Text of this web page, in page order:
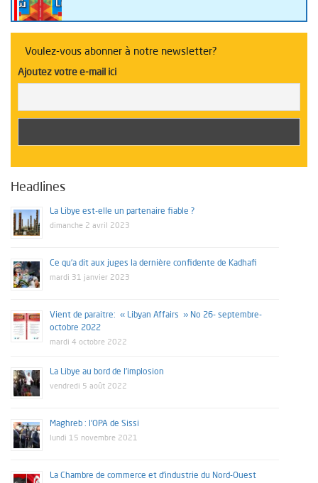
Table ronde sur l’enseignement en Libye
Voulez-vous abonner à notre newsletter?
Ajoutez votre e-mail ici
Headlines
La Libye est-elle un partenaire fiable ?
dimanche 2 avril 2023
Ce qu’a dit aux juges la dernière confidente de Kadhafi
mardi 31 janvier 2023
Vient de paraitre: « Libyan Affairs » No 26- septembre-
octobre 2022
mardi 4 octobre 2022
La Libye au bord de l’implosion
vendredi 5 août 2022
Maghreb : l’OPA de Sissi
lundi 15 novembre 2021
La Chambre de commerce et d’industrie du Nord-Ouest